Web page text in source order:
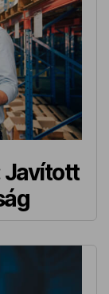
Javított